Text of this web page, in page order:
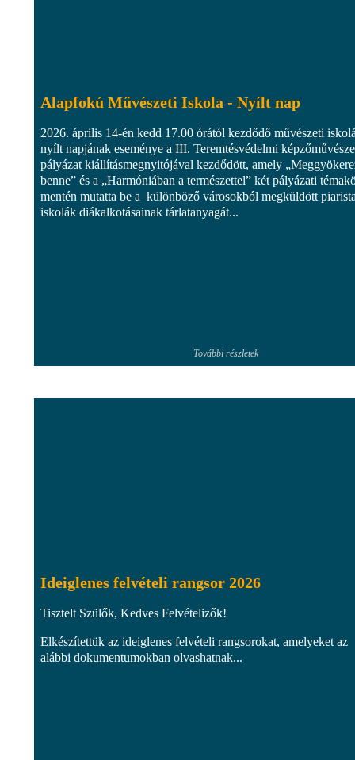
Alapfokú Művészeti Iskola - Nyílt nap
2026. április 14-én kedd 17.00 órától kezdődő művészeti
nyílt napjának eseménye a III. Teremtésvédelmi
pályázat kiállításmegnyitójával kezdődött, amely
benne” és a „Harmóniában a természettel” két pályázati
mentén mutatta be a különböző városokból megküldött
iskolák diákalkotásainak tárlatanyagát...
További részletek
Ideiglenes felvételi rangsor 2026
Tisztelt Szülők, Kedves Felvételizők!
Elkészítettük az ideiglenes felvételi rangsorokat, amelyeket az
alábbi dokumentumokban olvashatnak...